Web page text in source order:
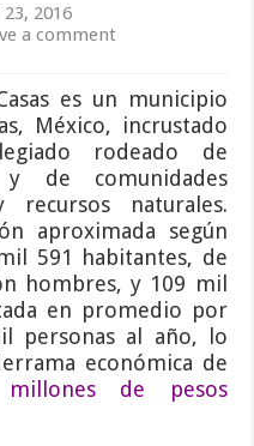
2016
a comment
es un municipio
México, incrustado
rodeado de
y de comunidades
recursos naturales.
aproximada según
591 habitantes, de
hombres, y 109 mil
en promedio por
personas al año, lo
económica de
de pesos